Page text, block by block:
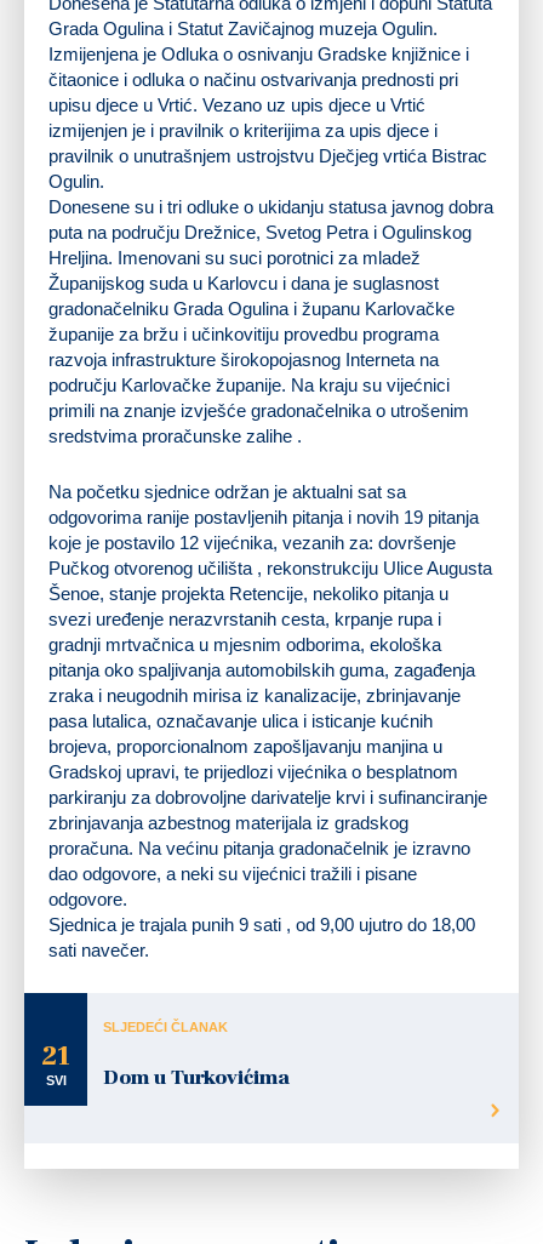
Grada Ogulina i Statut Zavičajnog muzeja Ogulin.
Izmijenjena je Odluka o osnivanju Gradske knjižnice i
čitaonice i odluka o načinu ostvarivanja prednosti pri
upisu djece u Vrtić. Vezano uz upis djece u Vrtić
izmijenjen je i pravilnik o kriterijima za upis djece i
pravilnik o unutrašnjem ustrojstvu Dječjeg vrtića Bistrac
Ogulin.
Donesene su i tri odluke o ukidanju statusa javnog dobra
puta na području Drežnice, Svetog Petra i Ogulinskog
Hreljina. Imenovani su suci porotnici za mladež
Županijskog suda u Karlovcu i dana je suglasnost
gradonačelniku Grada Ogulina i županu Karlovačke
županije za bržu i učinkovitiju provedbu programa
razvoja infrastrukture širokopojasnog Interneta na
području Karlovačke županije. Na kraju su vijećnici
primili na znanje izvješće gradonačelnika o utrošenim
sredstvima proračunske zalihe .
Na početku sjednice održan je aktualni sat sa
odgovorima ranije postavljenih pitanja i novih 19 pitanja
koje je postavilo 12 vijećnika, vezanih za: dovršenje
Pučkog otvorenog učilišta , rekonstrukciju Ulice Augusta
Šenoe, stanje projekta Retencije, nekoliko pitanja u
svezi uređenje nerazvrstanih cesta, krpanje rupa i
gradnji mrtvačnica u mjesnim odborima, ekološka
pitanja oko spaljivanja automobilskih guma, zagađenja
zraka i neugodnih mirisa iz kanalizacije, zbrinjavanje
pasa lutalica, označavanje ulica i isticanje kućnih
brojeva, proporcionalnom zapošljavanju manjina u
Gradskoj upravi, te prijedlozi vijećnika o besplatnom
parkiranju za dobrovoljne darivatelje krvi i sufinanciranje
zbrinjavanja azbestnog materijala iz gradskog
proračuna. Na većinu pitanja gradonačelnik je izravno
dao odgovore, a neki su vijećnici tražili i pisane
odgovore.
Sjednica je trajala punih 9 sati , od 9,00 ujutro do 18,00
sati navečer.
21
SVI
SLJEDEĆI ČLANAK
Dom u Turkovićima